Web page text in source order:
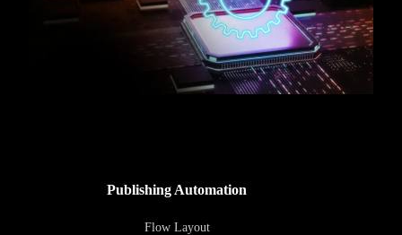
Publishing Automation
Flow Layout